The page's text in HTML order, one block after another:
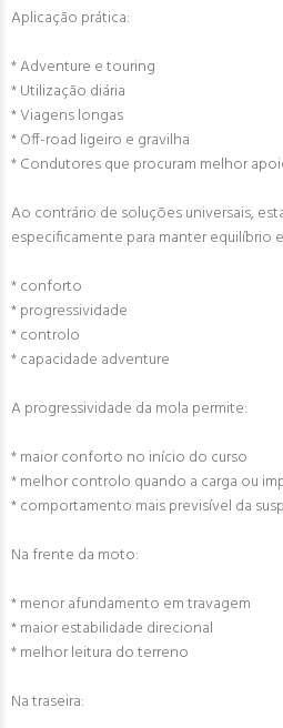
Aplicação prática:
* Adventure e touring
* Utilização diária
* Viagens longas
* Off-road ligeiro e gravilha
* Condutores que procuram melhor
Ao contrário de soluções universais,
especificamente para manter equilíbrio
* conforto
* progressividade
* controlo
* capacidade adventure
A progressividade da mola permite:
* maior conforto no início do curso
* melhor controlo quando a carga ou
* comportamento mais previsível da
Na frente da moto:
* menor afundamento em travagem
* maior estabilidade direcional
* melhor leitura do terreno
Na traseira: